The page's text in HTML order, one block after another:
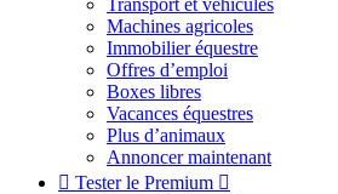
Transport et véhicules
Machines agricoles
Immobilier équestre
Offres d’emploi
Boxes libres
Vacances équestres
Plus d’animaux
Annoncer maintenant
 Tester le Premium 